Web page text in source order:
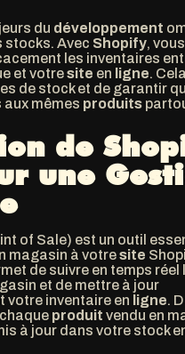
du développement
stocks. Avec Shopify,
les inventaires
et votresite en ligne.
de stock et de garantir
mêmes produits
de
une
of Sale) est un outil
magasin à votresite
de suivre en temps réel
et de mettre à jour
votre inventaire en ligne.
produit vendu en
à jour dans votre stock